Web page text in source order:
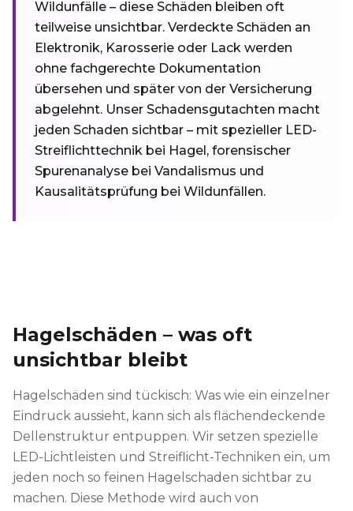
Wildunfälle – diese Schäden bleiben oft
teilweise unsichtbar. Verdeckte Schäden an
Elektronik, Karosserie oder Lack werden
ohne fachgerechte Dokumentation
übersehen und später von der Versicherung
abgelehnt. Unser Schadensgutachten macht
jeden Schaden sichtbar – mit spezieller LED-
Streiflichttechnik bei Hagel, forensischer
Spurenanalyse bei Vandalismus und
Kausalitätsprüfung bei Wildunfällen.
Hagelschäden – was oft
unsichtbar bleibt
Hagelschäden sind tückisch: Was wie ein einzelner
Eindruck aussieht, kann sich als flächendeckende
Dellenstruktur entpuppen. Wir setzen spezielle
LED-Lichtleisten und Streiflicht-Techniken ein, um
jeden noch so feinen Hagelschaden sichtbar zu
machen. Diese Methode wird auch von